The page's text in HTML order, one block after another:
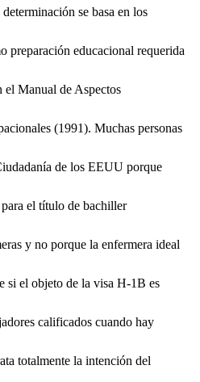
se basa en los
preparación educacional requerida
el Manual de Aspectos
(1991). Muchas personas
de los EEUU porque
el título de bachiller
y no porque la enfermera ideal
si el objeto de la visa H-1B es
calificados cuando hay
totalmente la intención del